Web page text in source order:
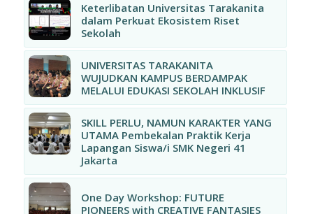
Keterlibatan Universitas Tarakanita
dalam Perkuat Ekosistem Riset
Sekolah
UNIVERSITAS TARAKANITA
WUJUDKAN KAMPUS BERDAMPAK
MELALUI EDUKASI SEKOLAH INKLUSIF
SKILL PERLU, NAMUN KARAKTER YANG
UTAMA Pembekalan Praktik Kerja
Lapangan Siswa/i SMK Negeri 41
Jakarta
One Day Workshop: FUTURE
PIONEERS with CREATIVE FANTASIES